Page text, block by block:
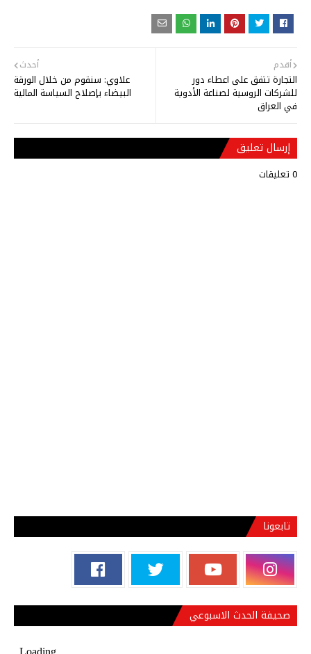
أحدث
علاوي: سنقوم من خلال الورقة
البيضاء بإصلاح السياسة المالية
أقدم
التجارة تتفق على اعطاء دور
للشركات الروسية لصناعة الأدوية
في العراق
إرسال تعليق
0 تعليقات
تابعونا
صحيفة الحدث الاسبوعي